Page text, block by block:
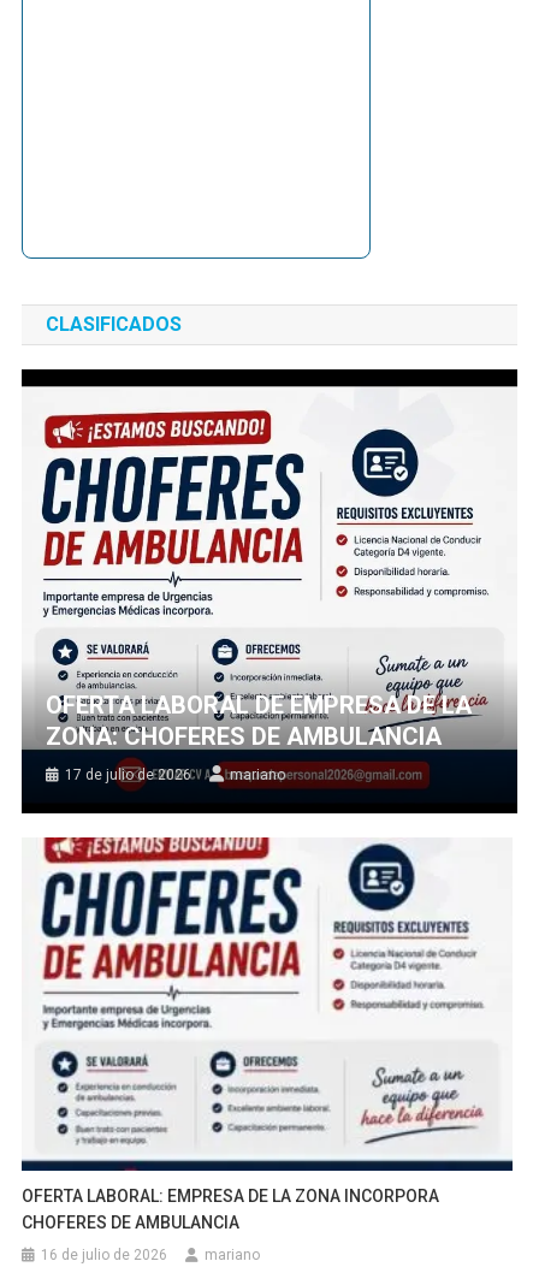
CLASIFICADOS
OFERTA LABORAL DE EMPRESA DE LA
ZONA: CHOFERES DE AMBULANCIA
17 de julio de 2026 mariano
OFERTA LABORAL: EMPRESA DE LA ZONA INCORPORA
CHOFERES DE AMBULANCIA
16 de julio de 2026 mariano